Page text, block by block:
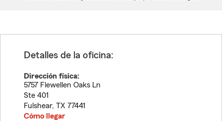
Detalles de la oficina:
Dirección física:
5757 Flewellen Oaks Ln
Ste 401
Fulshear, TX 77441
Cómo llegar